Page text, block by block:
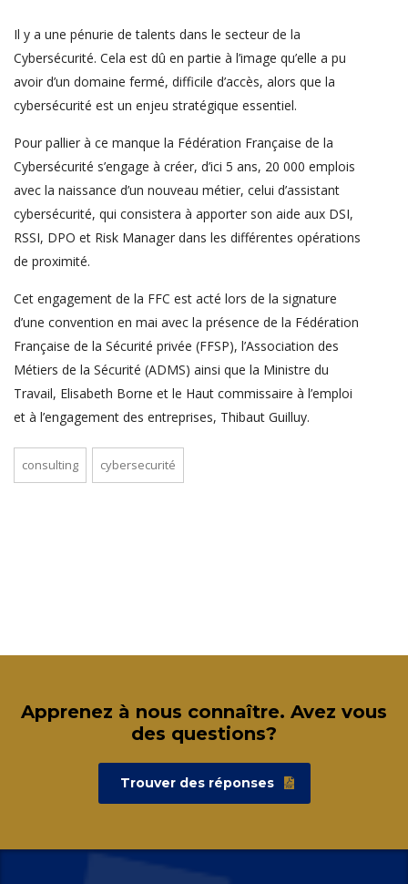
Il y a une pénurie de talents dans le secteur de la
Cybersécurité. Cela est dû en partie à l’image qu’elle a pu
avoir d’un domaine fermé, difficile d’accès, alors que la
cybersécurité est un enjeu stratégique essentiel.
Pour pallier à ce manque la Fédération Française de la
Cybersécurité s’engage à créer, d’ici 5 ans, 20 000 emplois
avec la naissance d’un nouveau métier, celui d’assistant
cybersécurité, qui consistera à apporter son aide aux DSI,
RSSI, DPO et Risk Manager dans les différentes opérations
de proximité.
Cet engagement de la FFC est acté lors de la signature
d’une convention en mai avec la présence de la Fédération
Française de la Sécurité privée (FFSP), l’Association des
Métiers de la Sécurité (ADMS) ainsi que la Ministre du
Travail, Elisabeth Borne et le Haut commissaire à l’emploi
et à l’engagement des entreprises, Thibaut Guilluy.
consulting cybersecurité
Apprenez à nous connaître. Avez vous
des questions?
Trouver des réponses